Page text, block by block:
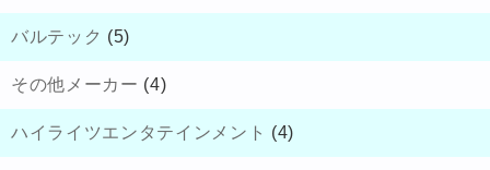
バルテック (5)
その他メーカー (4)
ハイライツエンタテインメント (4)